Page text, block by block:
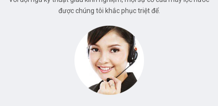
được chúng tôi khắc phục triệt để.